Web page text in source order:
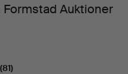
Auktioner
(81)